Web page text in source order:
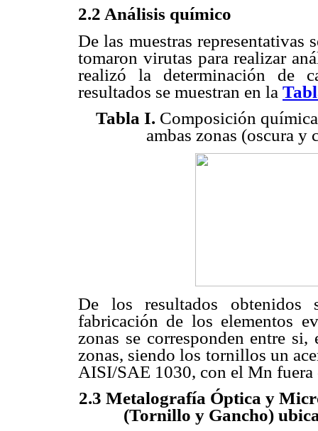
2.2 Análisis químico
De las muestras representativas
tomaron virutas para realizar
realizó la determinación de
resultados se muestran en la
Tabla I. Composición
ambas zonas (oscura y
De los resultados obtenidos
fabricación de los elementos
zonas se corresponden entre
zonas, siendo los tornillos un
AISI/SAE 1030, con el Mn fuera
2.3 Metalografía Óptica y
(Tornillo y Gancho)